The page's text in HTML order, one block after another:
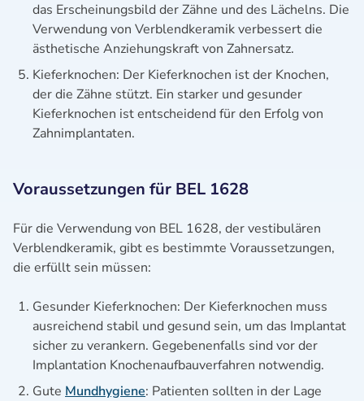
das Erscheinungsbild der Zähne und des Lächelns. Die
Verwendung von Verblendkeramik verbessert die
ästhetische Anziehungskraft von Zahnersatz.
Kieferknochen: Der Kieferknochen ist der Knochen,
der die Zähne stützt. Ein starker und gesunder
Kieferknochen ist entscheidend für den Erfolg von
Zahnimplantaten.
Voraussetzungen für BEL 1628
Für die Verwendung von BEL 1628, der vestibulären
Verblendkeramik, gibt es bestimmte Voraussetzungen,
die erfüllt sein müssen:
Gesunder Kieferknochen: Der Kieferknochen muss
ausreichend stabil und gesund sein, um das Implantat
sicher zu verankern. Gegebenenfalls sind vor der
Implantation Knochenaufbauverfahren notwendig.
Gute Mundhygiene: Patienten sollten in der Lage